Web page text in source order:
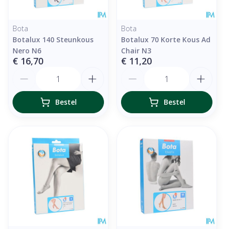
Bota
Botalux 140 Steunkous
Nero N6
€ 16,70
Bestel
Bota
Botalux 70 Korte Kous Ad
Chair N3
€ 11,20
Bestel